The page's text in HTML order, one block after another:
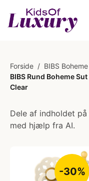
Forside / BIBS
BIBS Rund Boheme
Clear
Dele af indholdet
med hjælp fra AI.
-30%